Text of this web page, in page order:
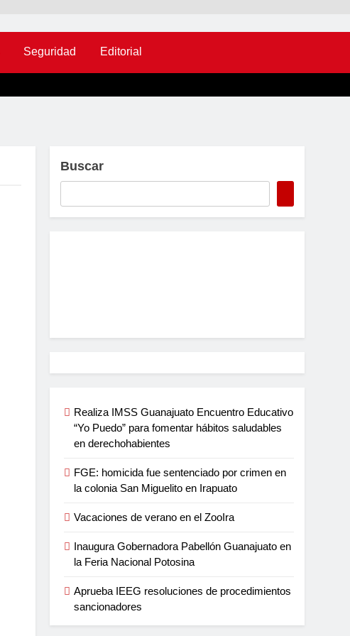
Seguridad Editorial
Buscar
Realiza IMSS Guanajuato Encuentro Educativo
“Yo Puedo” para fomentar hábitos saludables
en derechohabientes
FGE: homicida fue sentenciado por crimen en
la colonia San Miguelito en Irapuato
Vacaciones de verano en el ZooIra
Inaugura Gobernadora Pabellón Guanajuato en
la Feria Nacional Potosina
Aprueba IEEG resoluciones de procedimientos
sancionadores